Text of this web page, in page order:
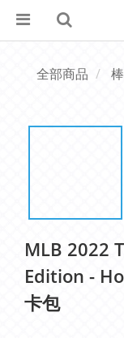
全部商品
MLB 2022
Edition -
卡包